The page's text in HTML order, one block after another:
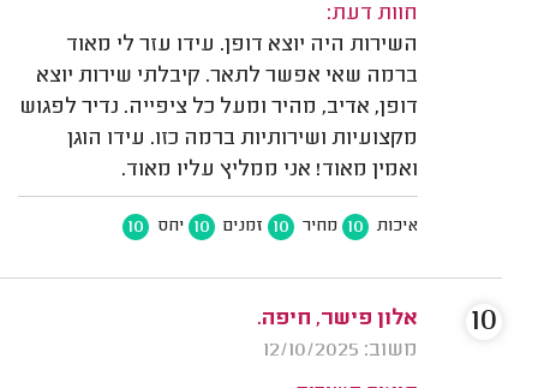
חוות דעת:
השירות היה יוצא דופן. עידו עזר לי מאוד
ברמה שאי אפשר לתאר. קיבלתי שירות יוצא
דופן, אדיב, מהיר ומעל כל ציפייה. נדיר לפגוש
מקצועיות ושירותיות ברמה כזו. עידו הוגן
ואמין מאוד! אני ממליץ עליו מאוד.
איכות 10 מחיר 10 זמנים 10 יחס 10
אלון פישר, חיפה.
משוב: 12/10/2025
10